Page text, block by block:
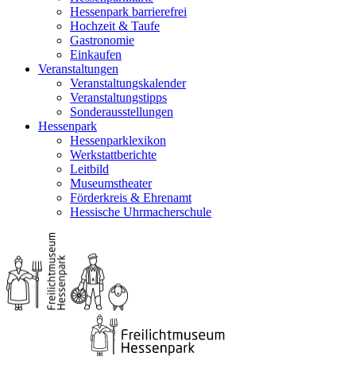
Hessenpark barrierefrei
Hochzeit & Taufe
Gastronomie
Einkaufen
Veranstaltungen
Veranstaltungskalender
Veranstaltungstipps
Sonderausstellungen
Hessenpark
Hessenparklexikon
Werkstattberichte
Leitbild
Museumstheater
Förderkreis & Ehrenamt
Hessische Uhrmacherschule